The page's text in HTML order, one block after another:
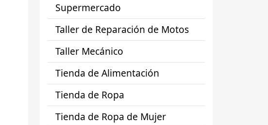
Supermercado
Taller de Reparación de Motos
Taller Mecánico
Tienda de Alimentación
Tienda de Ropa
Tienda de Ropa de Mujer